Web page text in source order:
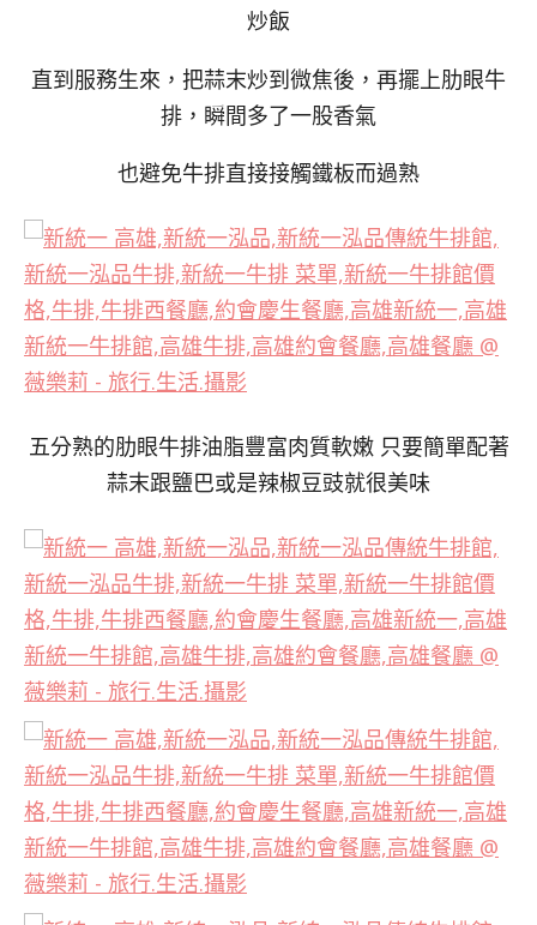
炒飯
直到服務生來，把蒜末炒到微焦後，再擺上肋眼牛
排，瞬間多了一股香氣
也避免牛排直接接觸鐵板而過熟
五分熟的肋眼牛排油脂豐富肉質軟嫩 只要簡單配著
蒜末跟鹽巴或是辣椒豆豉就很美味